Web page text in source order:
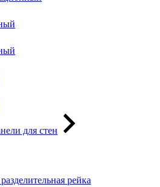
для стен
рейка